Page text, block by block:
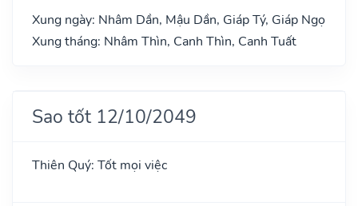
Xung ngày: Nhâm Dần, Mậu Dần, Giáp Tý, Giáp Ngọ
Xung tháng: Nhâm Thìn, Canh Thìn, Canh Tuất
Sao tốt 12/10/2049
Thiên Quý: Tốt mọi việc